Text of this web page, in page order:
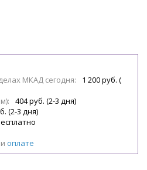
МКАД сегодня:
1 200 руб. (
404 руб. (2-3 дня)
(2-3 дня)
и оплате